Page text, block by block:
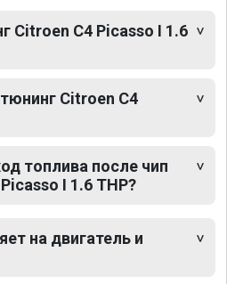
Citroen C4 Picasso I 1.6
Citroen C4
топлива после чип
I 1.6 THP?
на двигатель и